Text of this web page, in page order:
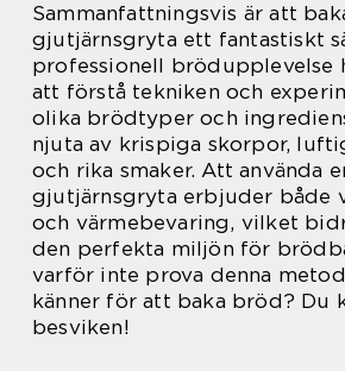
Sammanfattningsvis är att
gjutjärnsgryta ett fantastiskt
professionell brödupplevelse
att förstå tekniken och
olika brödtyper och
njuta av krispiga skorpor,
och rika smaker. Att använda
gjutjärnsgryta erbjuder både
och värmebevaring, vilket
den perfekta miljön för
varför inte prova denna
känner för att baka bröd? Du
besviken!